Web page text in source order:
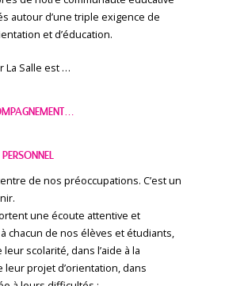
autour d’une triple exigence de
et d’éducation.
La Salle est …
de nos préoccupations. C’est un
une écoute attentive et
chacun de nos élèves et étudiants,
scolarité, dans l’aide à la
leur projet d’orientation, dans